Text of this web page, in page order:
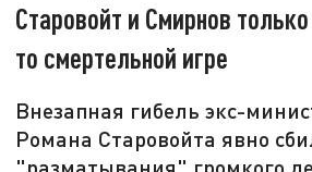
Старовойт и Смирнов
то смертельной игре
Внезапная гибель экс-
Романа Старовойта явно
"разматывания" громкого